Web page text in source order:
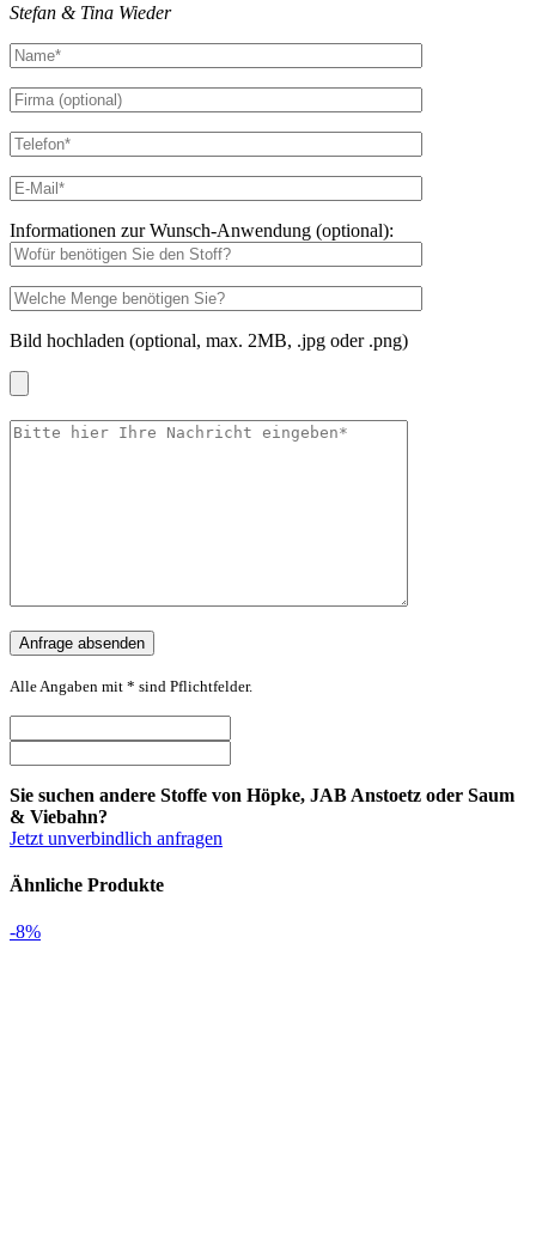
Stefan & Tina Wieder
Informationen zur Wunsch-Anwendung (optional):
Bild hochladen (optional, max. 2MB, .jpg oder .png)
Alle Angaben mit * sind Pflichtfelder.
Sie suchen andere Stoffe von Höpke, JAB Anstoetz oder Saum
& Viebahn?
Jetzt unverbindlich anfragen
Ähnliche Produkte
-8%